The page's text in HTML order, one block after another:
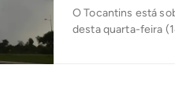
O Tocantins está
desta quarta-feira